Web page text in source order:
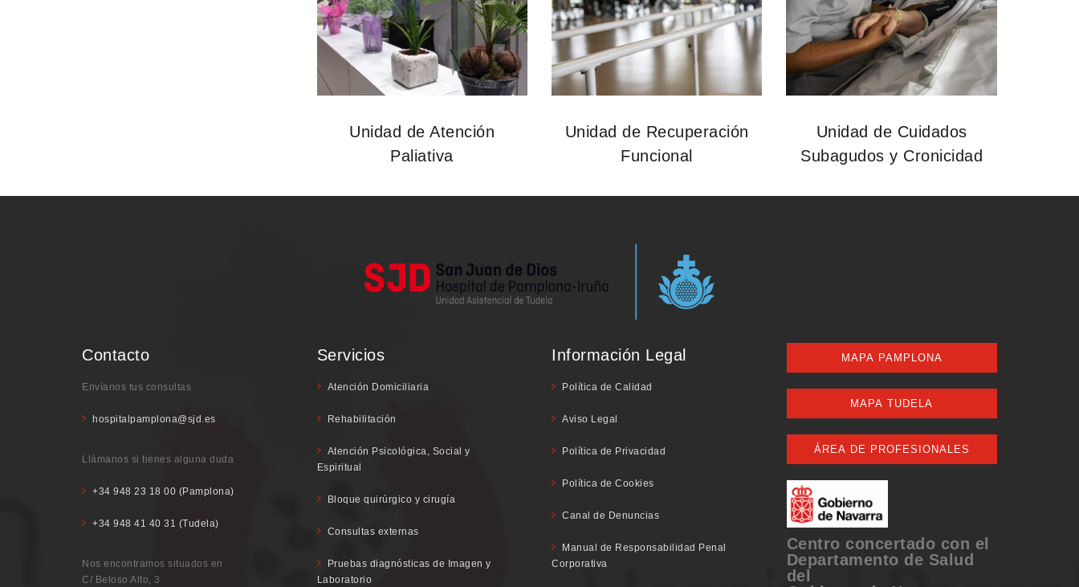
Unidad de Atención
Paliativa
Unidad de Recuperación
Funcional
Unidad de Cuidados
Subagudos y Cronicidad
Contacto
Envíanos tus consultas
hospitalpamplona@sjd.es
Llámanos si tienes alguna duda
+34 948 23 18 00 (Pamplona)
+34 948 41 40 31 (Tudela)
Nos encontramos situados en
C/ Beloso Alto, 3
Servicios
Atención Domiciliaria
Rehabilitación
Atención Psicológica, Social y
Espiritual
Bloque quirúrgico y cirugía
Consultas externas
Pruebas diagnósticas de Imagen y
Laboratorio
Información Legal
Política de Calidad
Aviso Legal
Política de Privacidad
Política de Cookies
Canal de Denuncias
Manual de Responsabilidad Penal
Corporativa
MAPA PAMPLONA
MAPA TUDELA
ÁREA DE PROFESIONALES
Centro concertado con el
Departamento de Salud
del